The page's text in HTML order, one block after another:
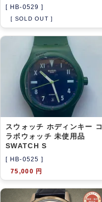
[ HB-0529 ]
[ SOLD OUT ]
スウォッチ ホディンキー コ
ラボウォッチ 未使用品
SWATCH S
[ HB-0525 ]
75,000 円